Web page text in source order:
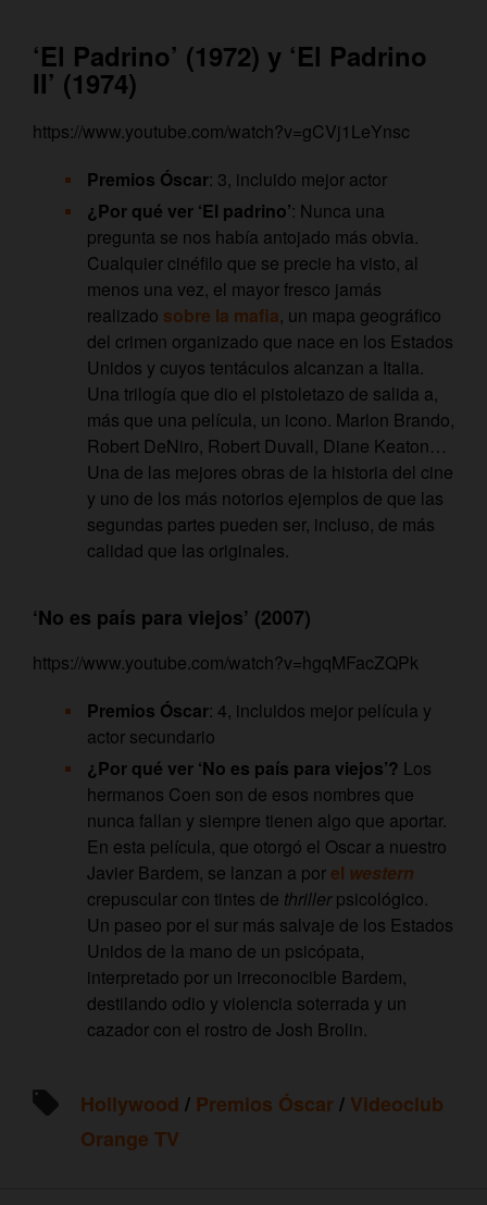
‘El Padrino’ (1972) y ‘El Padrino
II’ (1974)
https://www.youtube.com/watch?v=gCVj1LeYnsc
Premios Óscar: 3, incluido mejor actor
¿Por qué ver ‘El padrino’: Nunca una
pregunta se nos había antojado más obvia.
Cualquier cinéfilo que se precie ha visto, al
menos una vez, el mayor fresco jamás
realizado sobre la mafia, un mapa geográfico
del crimen organizado que nace en los Estados
Unidos y cuyos tentáculos alcanzan a Italia.
Una trilogía que dio el pistoletazo de salida a,
más que una película, un icono. Marlon Brando,
Robert DeNiro, Robert Duvall, Diane Keaton…
Una de las mejores obras de la historia del cine
y uno de los más notorios ejemplos de que las
segundas partes pueden ser, incluso, de más
calidad que las originales.
‘No es país para viejos’ (2007)
https://www.youtube.com/watch?v=hgqMFacZQPk
Premios Óscar: 4, incluidos mejor película y
actor secundario
¿Por qué ver ‘No es país para viejos’? Los
hermanos Coen son de esos nombres que
nunca fallan y siempre tienen algo que aportar.
En esta película, que otorgó el Oscar a nuestro
Javier Bardem, se lanzan a porel western
crepuscular con tintes de thrillerpsicológico.
Un paseo por el sur más salvaje de los Estados
Unidos de la mano de un psicópata,
interpretado por un irreconocible Bardem,
destilando odio y violencia soterrada y un
cazador con el rostro de Josh Brolin.
Hollywood / Premios Óscar/ Videoclub
Orange TV